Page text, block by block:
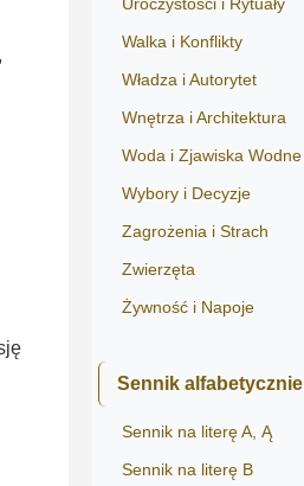
Walka i Konflikty
Władza i Autorytet
Wnętrza i Architektura
Woda i Zjawiska Wodne
Wybory i Decyzje
Zagrożenia i Strach
Zwierzęta
Żywność i Napoje
Sennik alfabetycznie
Sennik na literę A, Ą
Sennik na literę B